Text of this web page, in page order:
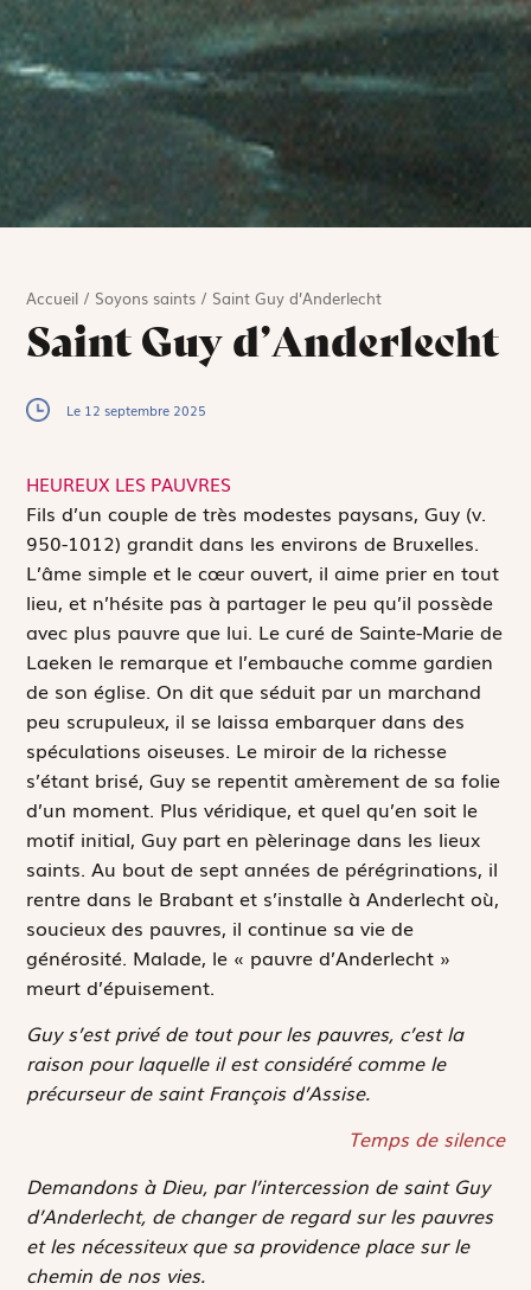
Accueil / Soyons saints / Saint Guy d’Anderlecht
Saint Guy d’Anderlecht
Le 12 septembre 2025
HEUREUX LES PAUVRES
Fils d’un couple de très modestes paysans, Guy (v.
950-1012) grandit dans les environs de Bruxelles.
L’âme simple et le cœur ouvert, il aime prier en tout
lieu, et n’hésite pas à partager le peu qu’il possède
avec plus pauvre que lui. Le curé de Sainte-Marie de
Laeken le remarque et l’embauche comme gardien
de son église. On dit que séduit par un marchand
peu scrupuleux, il se laissa embarquer dans des
spéculations oiseuses. Le miroir de la richesse
s’étant brisé, Guy se repentit amèrement de sa folie
d’un moment. Plus véridique, et quel qu’en soit le
motif initial, Guy part en pèlerinage dans les lieux
saints. Au bout de sept années de pérégrinations, il
rentre dans le Brabant et s’installe à Anderlecht où,
soucieux des pauvres, il continue sa vie de
générosité. Malade, le « pauvre d’Anderlecht »
meurt d’épuisement.
Guy s’est privé de tout pour les pauvres, c’est la
raison pour laquelle il est considéré comme le
précurseur de saint François d’Assise.
Temps de silence
Demandons à Dieu, par l’intercession de saint Guy
d’Anderlecht, de changer de regard sur les pauvres
et les nécessiteux que sa providence place sur le
chemin de nos vies.